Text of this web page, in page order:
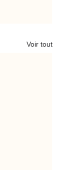
Voir tout